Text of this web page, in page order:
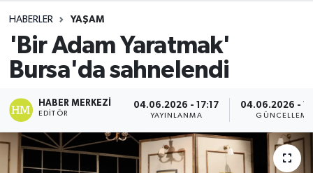
HABERLER YAŞAM
'Bir Adam Yaratmak'
Bursa'da sahnelendi
HABER MERKEZI
EDITÖR
04.06.2026 - 17:17
YAYINLANMA
04.06.2026 -
GÜNCELLEME